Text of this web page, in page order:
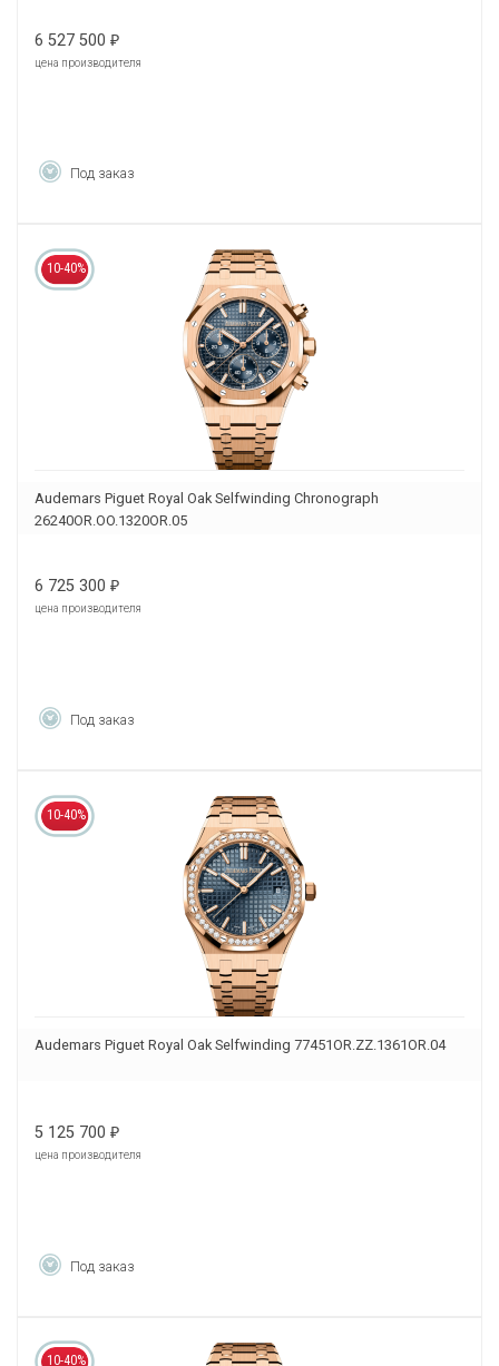
6 527 500 ₽
цена производителя
Под заказ
10-40%
Audemars Piguet Royal Oak Selfwinding Chronograph
26240OR.OO.1320OR.05
6 725 300 ₽
цена производителя
Под заказ
10-40%
Audemars Piguet Royal Oak Selfwinding 77451OR.ZZ.1361OR.04
5 125 700 ₽
цена производителя
Под заказ
10-40%